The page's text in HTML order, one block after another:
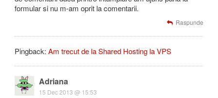
formular si nu m-am oprit la comentarii.
Raspunde
Pingback: Am trecut de la Shared Hosting la VPS
Adriana
15 Dec 2013 @ 15:53